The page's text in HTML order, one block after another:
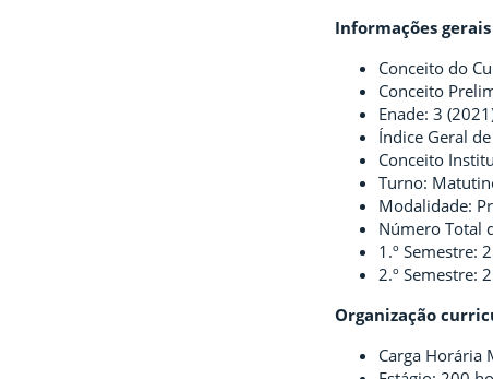
Informações gerais
Conceito do
Conceito
Enade: 3
Índice Geral de
Conceito
Turno:
Modalidade:
Número Total
1.º Semestre:
2.º Semestre:
Organização
Carga Horária